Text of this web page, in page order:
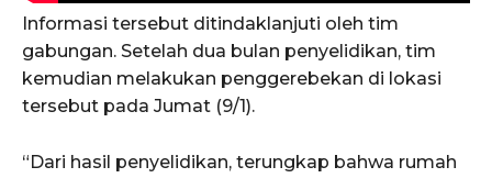
Informasi tersebut ditindaklanjuti oleh tim
gabungan. Setelah dua bulan penyelidikan, tim
kemudian melakukan penggerebekan di lokasi
tersebut pada Jumat (9/1).
“Dari hasil penyelidikan, terungkap bahwa rumah